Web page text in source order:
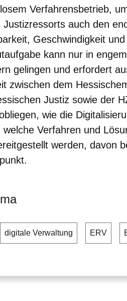
Verfahrensbetrieb,
auch den
Geschwindigkeit
kann nur in
gelingen und erfordert
zwischen dem
Justiz sowie der
wie die
Verfahren und
werden, davon
digitale Verwaltung ERV